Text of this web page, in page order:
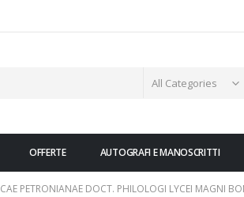
OFFERTE AUTOGRAFI E MANOSCRITTI
PETRONIANAE DOCT. PHILOLOGI LYCEI MAGNI